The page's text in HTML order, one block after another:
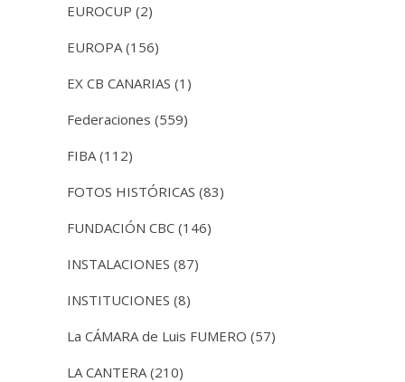
EUROCUP (2)
EUROPA (156)
EX CB CANARIAS (1)
Federaciones (559)
FIBA (112)
FOTOS HISTÓRICAS (83)
FUNDACIÓN CBC (146)
INSTALACIONES (87)
INSTITUCIONES (8)
La CÁMARA de Luis FUMERO (57)
LA CANTERA (210)